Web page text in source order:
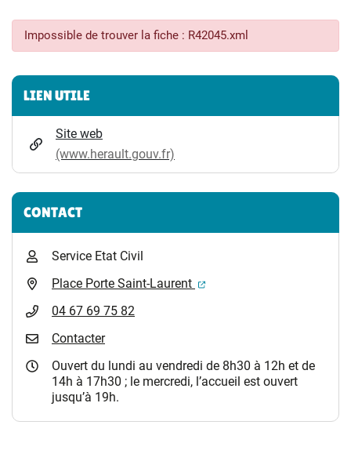
Impossible de trouver la fiche : R42045.xml
Informations complémentaires
LIEN UTILE
Site web
(www.herault.gouv.fr)
CONTACT
Service Etat Civil
Place Porte Saint-Laurent
(ouverture dans un
04 67 69 75 82
Contacter
Ouvert du lundi au vendredi de 8h30 à 12h et de
14h à 17h30 ; le mercredi, l’accueil est ouvert
jusqu’à 19h.